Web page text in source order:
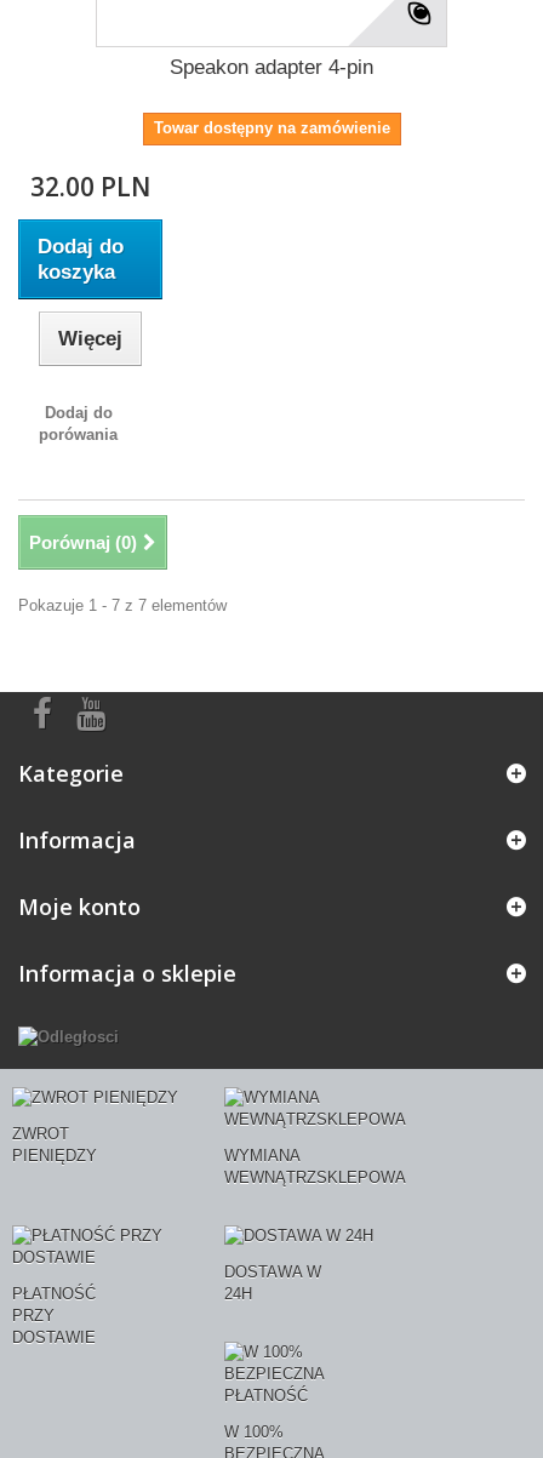
Speakon adapter 4-pin
Towar dostępny na zamówienie
32.00 PLN
Dodaj do
koszyka
Więcej
Dodaj do
porówania
Porównaj (0)
Pokazuje 1 - 7 z 7 elementów
Kategorie
Informacja
Moje konto
Informacja o sklepie
ZWROT
PIENIĘDZY
WYMIANA
WEWNĄTRZSKLEPOWA
PŁATNOŚĆ
PRZY
DOSTAWIE
DOSTAWA W
24H
W 100%
BEZPIECZNA